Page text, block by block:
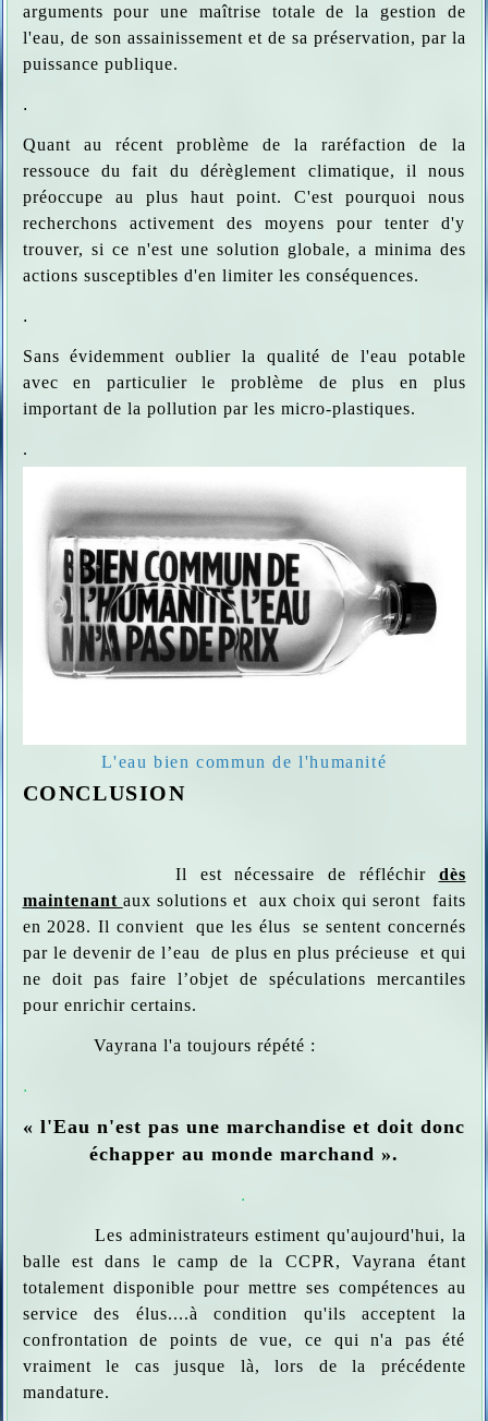
arguments pour une maîtrise totale de la gestion de
l'eau, de son assainissement et de sa préservation, par la
puissance publique.
.
Quant au récent problème de la raréfaction de la
ressouce du fait du dérèglement climatique, il nous
préoccupe au plus haut point. C'est pourquoi nous
recherchons activement des moyens pour tenter d'y
trouver, si ce n'est une solution globale, a minima des
actions susceptibles d'en limiter les conséquences.
.
Sans évidemment oublier la qualité de l'eau potable
avec en particulier le problème de plus en plus
important de la pollution par les micro-plastiques.
.
L'eau bien commun de l'humanité
CONCLUSION
Il est nécessaire de réfléchir dès
maintenant aux solutions et aux choix qui seront faits
en 2028. Il convient que les élus se sentent concernés
par le devenir de l’eau de plus en plus précieuse et qui
ne doit pas faire l’objet de spéculations mercantiles
pour enrichir certains.
Vayrana l'a toujours répété :
.
« l'Eau n'est pas une marchandise et doit donc
échapper au monde marchand ».
.
Les administrateurs estiment qu'aujourd'hui, la
balle est dans le camp de la CCPR, Vayrana étant
totalement disponible pour mettre ses compétences au
service des élus....à condition qu'ils acceptent la
confrontation de points de vue, ce qui n'a pas été
vraiment le cas jusque là, lors de la précédente
mandature.